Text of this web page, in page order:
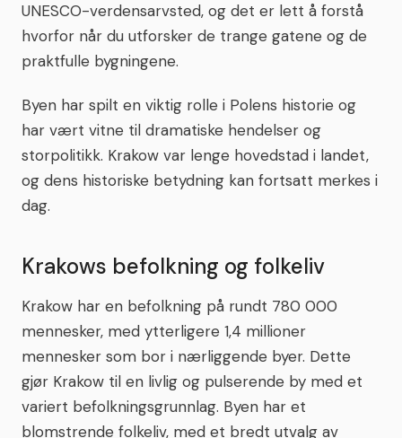
UNESCO-verdensarvsted, og det er lett å forstå
hvorfor når du utforsker de trange gatene og de
praktfulle bygningene.
Byen har spilt en viktig rolle i Polens historie og
har vært vitne til dramatiske hendelser og
storpolitikk. Krakow var lenge hovedstad i landet,
og dens historiske betydning kan fortsatt merkes i
dag.
Krakows befolkning og folkeliv
Krakow har en befolkning på rundt 780 000
mennesker, med ytterligere 1,4 millioner
mennesker som bor i nærliggende byer. Dette
gjør Krakow til en livlig og pulserende by med et
variert befolkningsgrunnlag. Byen har et
blomstrende folkeliv, med et bredt utvalg av